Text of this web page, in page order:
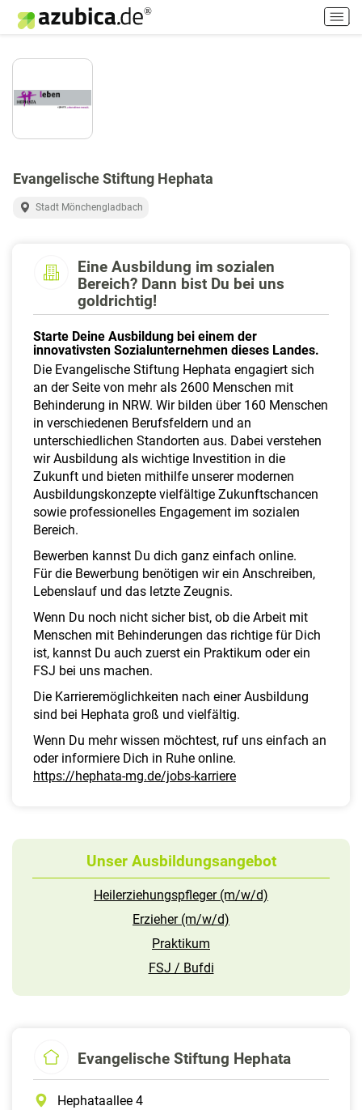
H
a
s
t
Evangelische Stiftung Hephata
Stadt Mönchengladbach
Eine Ausbildung im sozialen
Bereich? Dann bist Du bei uns
goldrichtig!
Starte Deine Ausbildung bei einem der
innovativsten Sozialunternehmen dieses Landes.
Die Evangelische Stiftung Hephata engagiert sich
an der Seite von mehr als 2600 Menschen mit
Behinderung in NRW. Wir bilden über 160 Menschen
in verschiedenen Berufsfeldern und an
unterschiedlichen Standorten aus. Dabei verstehen
wir Ausbildung als wichtige Investition in die
Zukunft und bieten mithilfe unserer modernen
Ausbildungskonzepte vielfältige Zukunftschancen
sowie professionelles Engagement im sozialen
Bereich.
Bewerben kannst Du dich ganz einfach online.
Für die Bewerbung benötigen wir ein Anschreiben,
Lebenslauf und das letzte Zeugnis.
Wenn Du noch nicht sicher bist, ob die Arbeit mit
Menschen mit Behinderungen das richtige für Dich
ist, kannst Du auch zuerst ein Praktikum oder ein
FSJ bei uns machen.
Die Karrieremöglichkeiten nach einer Ausbildung
sind bei Hephata groß und vielfältig.
Wenn Du mehr wissen möchtest, ruf uns einfach an
oder informiere Dich in Ruhe online.
https://hephata-mg.de/jobs-karriere
Unser Ausbildungsangebot
Heilerziehungspfleger (m/w/d)
Erzieher (m/w/d)
Praktikum
FSJ / Bufdi
Evangelische Stiftung Hephata
Hephataallee 4